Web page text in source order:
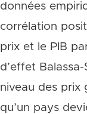
données
corrélation
prix et le PIB
d’effet
niveau des prix
qu’un pays